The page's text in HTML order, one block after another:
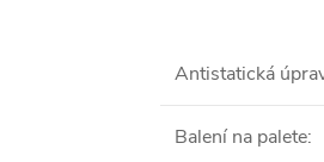
Antistatická
Balení na palete: